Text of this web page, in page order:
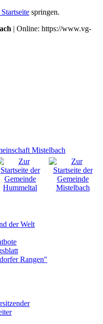
springen.
| Online: https://www.vg-
der Welt
Rangen"